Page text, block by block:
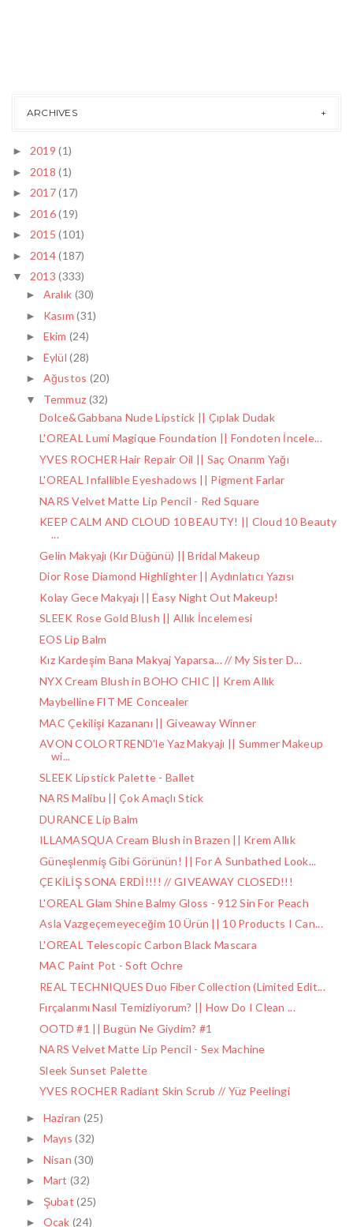
ARCHIVES
► 2019(1)
► 2018(1)
► 2017(17)
► 2016(19)
► 2015(101)
► 2014(187)
▼ 2013(333)
► Aralık (30)
► Kasım(31)
► Ekim(24)
► Eylül(28)
► Ağustos (20)
▼ Temmuz (32)
Dolce&Gabbana Nude Lipstick || Çıplak Dudak
L'OREAL Lumi Magique Foundation || Fondoten İncele...
YVES ROCHER Hair Repair Oil || Saç Onarım Yağı
L'OREAL Infallible Eyeshadows || Pigment Farlar
NARS Velvet Matte Lip Pencil - Red Square
KEEP CALM AND CLOUD 10 BEAUTY! || Cloud 10 Beauty
...
Gelin Makyajı (Kır Düğünü) || Bridal Makeup
Dior Rose Diamond Highlighter || Aydınlatıcı Yazısı
Kolay Gece Makyajı || Easy Night Out Makeup!
SLEEK Rose Gold Blush || Allık İncelemesi
EOS Lip Balm
Kız Kardeşim Bana Makyaj Yaparsa... // My Sister D...
NYX Cream Blush in BOHO CHIC || Krem Allık
Maybelline FIT ME Concealer
MAC Çekilişi Kazananı || Giveaway Winner
AVON COLORTREND'le Yaz Makyajı || Summer Makeup
wi...
SLEEK Lipstick Palette - Ballet
NARS Malibu || Çok Amaçlı Stick
DURANCE Lip Balm
ILLAMASQUA Cream Blush in Brazen || Krem Allık
Güneşlenmiş Gibi Görünün! || For A Sunbathed Look...
ÇEKİLİŞ SONA ERDİ!!!! // GIVEAWAY CLOSED!!!
L'OREAL Glam Shine Balmy Gloss - 912 Sin For Peach
Asla Vazgeçemeyeceğim 10 Ürün || 10 Products I Can...
L'OREAL Telescopic Carbon Black Mascara
MAC Paint Pot - Soft Ochre
REAL TECHNIQUES Duo Fiber Collection (Limited Edit...
Fırçalarımı Nasıl Temizliyorum? || How Do I Clean ...
OOTD #1 || Bugün Ne Giydim? #1
NARS Velvet Matte Lip Pencil - Sex Machine
Sleek Sunset Palette
YVES ROCHER Radiant Skin Scrub // Yüz Peelingi
► Haziran (25)
► Mayıs(32)
► Nisan(30)
► Mart(32)
► Şubat(25)
► Ocak(24)